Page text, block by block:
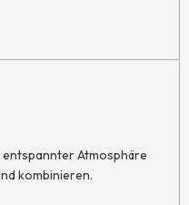
Atmosphäre
kombinieren.